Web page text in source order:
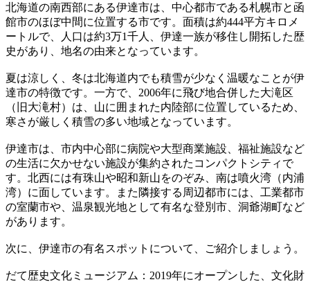
北海道の南西部にある伊達市は、中心都市である札幌市と函
館市のほぼ中間に位置する市です。面積は約444平方キロメ
ートルで、人口は約3万1千人、伊達一族が移住し開拓した歴
史があり、地名の由来となっています。
夏は涼しく、冬は北海道内でも積雪が少なく温暖なことが伊
達市の特徴です。一方で、2006年に飛び地合併した大滝区
（旧大滝村）は、山に囲まれた内陸部に位置しているため、
寒さが厳しく積雪の多い地域となっています。
伊達市は、市内中心部に病院や大型商業施設、福祉施設など
の生活に欠かせない施設が集約されたコンパクトシティで
す。北西には有珠山や昭和新山をのぞみ、南は噴火湾（内浦
湾）に面しています。また隣接する周辺都市には、工業都市
の室蘭市や、温泉観光地として有名な登別市、洞爺湖町など
があります。
次に、伊達市の有名スポットについて、ご紹介しましょう。
だて歴史文化ミュージアム：2019年にオープンした、文化財